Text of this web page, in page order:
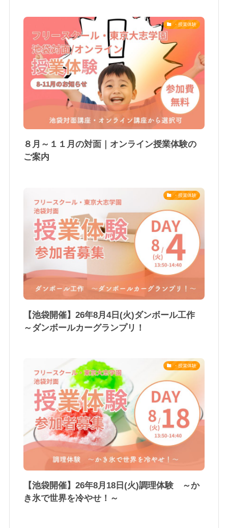
・授業体験
８月～１１月の対面｜オンライン授業体験の
ご案内
・授業体験
【池袋開催】26年8月4日(火)ダンボール工作
～ダンボールカーグランプリ！
・授業体験
【池袋開催】26年8月18日(火)調理体験 ～か
き氷で世界を冷やせ！～